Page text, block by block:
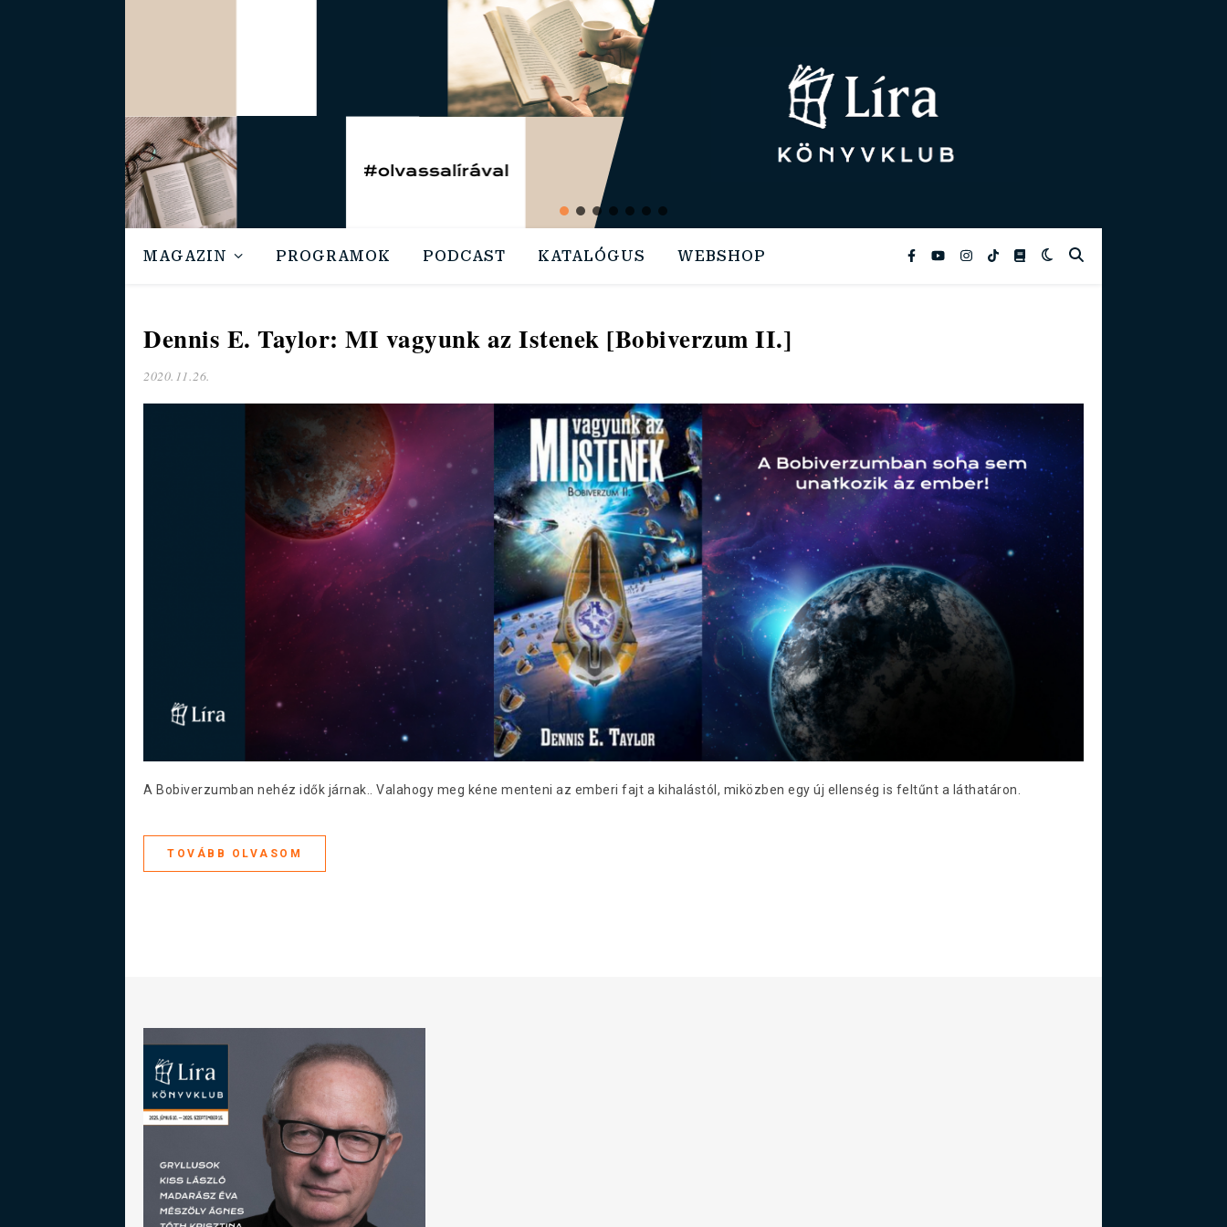
MAGAZIN PROGRAMOK PODCAST KATALÓGUS WEBSHOP
Dennis E. Taylor: MI vagyunk az Istenek [Bobiverzum II.]
2020.11.26.
A Bobiverzumban nehéz idők járnak.. Valahogy meg kéne menteni az emberi fajt a kihalástól, miközben egy új ellenség is feltűnt a láthatáron.
TOVÁBB OLVASOM